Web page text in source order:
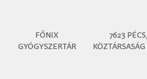
FŐNIX
GYÓGYSZERTÁR
7623 PÉCS,